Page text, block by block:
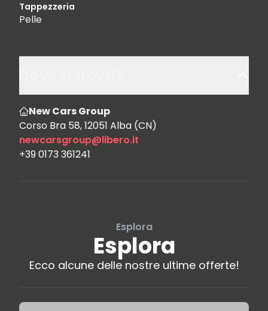
Tappezzeria
Pelle
New Cars Group
Corso Bra 58, 12051 Alba (CN)
newcarsgroup@libero.it
+39 0173 361241
Esplora
Esplora
Ecco alcune delle nostre ultime offerte!